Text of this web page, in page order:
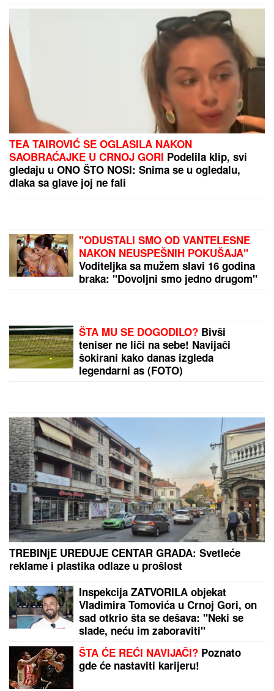
Brat i snajka Teodore Džehverović pazarili luks stan
u Dubaiju: "Plan nam je bio potpuno drugačiji, ali..."
Potvrđeno: Zmaj od Šipova ulazi u
rijaliti Elita 10
"SRAMOTA ME JE"Asmin Durdžić javno udario na
rođenu majku zbog Maje Marinković: "Ona je
domaćica, ne snalazi se u ovom svetu i ne zna da
prestane"